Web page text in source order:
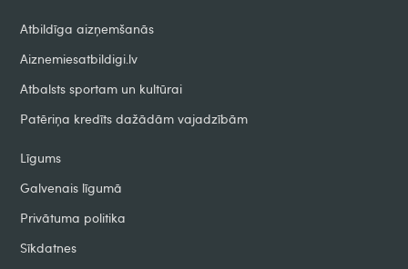
Atbildīga aizņemšanās
Aiznemiesatbildigi.lv
Atbalsts sportam un kultūrai
Patēriņa kredīts dažādām vajadzībām
Līgums
Galvenais līgumā
Privātuma politika
Sīkdatnes